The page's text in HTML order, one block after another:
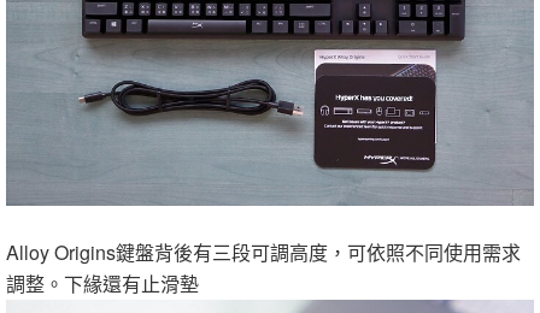
Alloy Origins鍵盤背後有三段可調高度，可依照不同使用需求
調整。下緣還有止滑墊